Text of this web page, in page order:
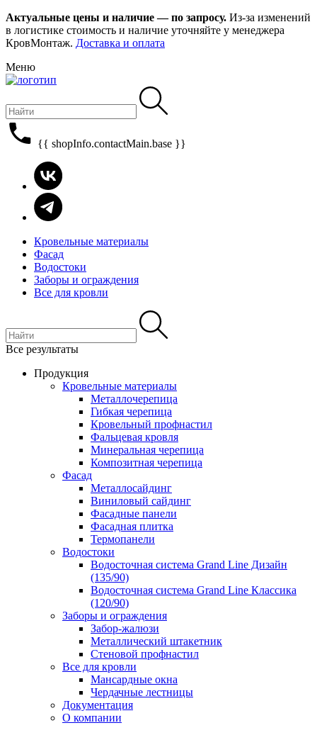
Актуальные цены и наличие — по запросу. Из-за изменений
в логистике стоимость и наличие уточняйте у менеджера
КровМонтаж. Доставка и оплата
Меню
{{ shopInfo.contactMain.base }}
Кровельные материалы
Фасад
Водостоки
Заборы и ограждения
Все для кровли
Все результаты
Продукция
Кровельные материалы
Металлочерепица
Гибкая черепица
Кровельный профнастил
Фальцевая кровля
Минеральная черепица
Композитная черепица
Фасад
Металлосайдинг
Виниловый сайдинг
Фасадные панели
Фасадная плитка
Термопанели
Водостоки
Водосточная система Grand Line Дизайн
(135/90)
Водосточная система Grand Line Классика
(120/90)
Заборы и ограждения
Забор-жалюзи
Металлический штакетник
Стеновой профнастил
Все для кровли
Мансардные окна
Чердачные лестницы
Документация
О компании